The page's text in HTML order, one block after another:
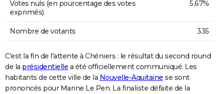
Votes nuls (en pourcentage des votes
exprimés)
5,67%
Nombre de votants 335
C'est la fin de l'attente à Chéniers : le résultat du second round
de la présidentielle a été officiellement communiqué. Les
habitants de cette ville de la Nouvelle-Aquitaine se sont
prononcés pour Marine Le Pen. La finaliste défaite de la